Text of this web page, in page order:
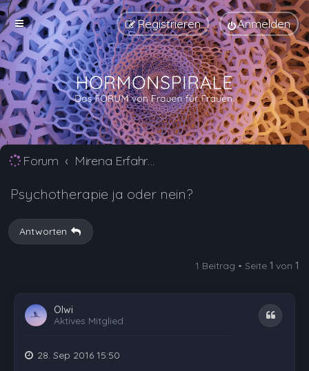
Anmelden
Registrieren
Forum Mirena Erfahrungsberichte und Nebenwirkungen
Psychotherapie ja oder nein?
Antworten
1 Beitrag • Seite 1 von 1
Olwi
Aktives Mitglied
Zitat
28. Sep 2016 15:50